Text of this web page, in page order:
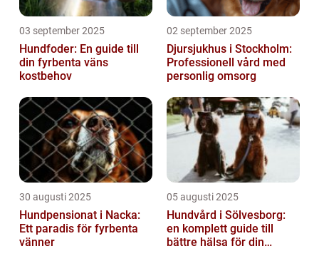
03 september 2025
Hundfoder: En guide till
din fyrbenta väns
kostbehov
02 september 2025
Djursjukhus i Stockholm:
Professionell vård med
personlig omsorg
30 augusti 2025
Hundpensionat i Nacka:
Ett paradis för fyrbenta
vänner
05 augusti 2025
Hundvård i Sölvesborg:
en komplett guide till
bättre hälsa för din